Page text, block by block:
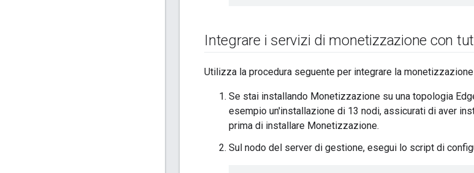
Integrare i servizi di monetizzazione con
Utilizza la procedura seguente per integrare la
Se stai installando Monetizzazione su una topologia
esempio un'installazione di 13 nodi, assicurati di aver
prima di installare Monetizzazione.
Sul nodo del server di gestione, esegui lo script di